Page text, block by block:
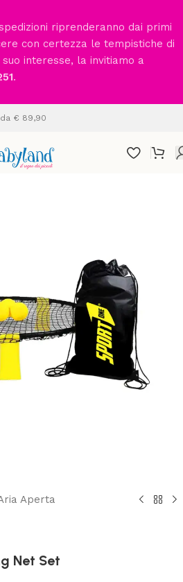
riprenderanno dai primi
con certezza le tempistiche di
interesse, la invitiamo a
.
€ 89,90
Aperta
Net Set